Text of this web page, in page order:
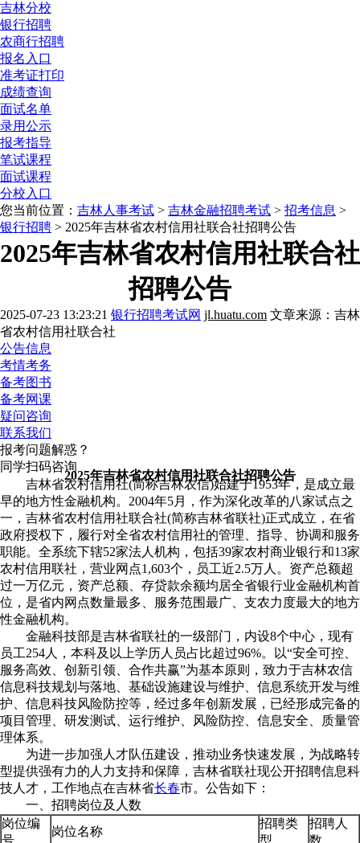
吉林分校
银行招聘
农商行招聘
报名入口
准考证打印
成绩查询
面试名单
录用公示
报考指导
笔试课程
面试课程
分校入口
您当前位置： 吉林人事考试 > 吉林金融招聘考试 > 招考信息 >
银行招聘 > 2025年吉林省农村信用社联合社招聘公告
2025年吉林省农村信用社联合社
招聘公告
2025-07-23 13:23:21 银行招聘考试网 jl.huatu.com 文章来源：吉林
省农村信用社联合社
公告信息
考情考务
备考图书
备考网课
疑问咨询
联系我们
报考问题解惑？
同学扫码咨询
2025年吉林省农村信用社联合社招聘公告
吉林省农村信用社(简称吉林农信)始建于1953年，是成立最
早的地方性金融机构。2004年5月，作为深化改革的八家试点之
一，吉林省农村信用社联合社(简称吉林省联社)正式成立，在省
政府授权下，履行对全省农村信用社的管理、指导、协调和服务
职能。全系统下辖52家法人机构，包括39家农村商业银行和13家
农村信用联社，营业网点1,603个，员工近2.5万人。资产总额超
过一万亿元，资产总额、存贷款余额均居全省银行业金融机构首
位，是省内网点数量最多、服务范围最广、支农力度最大的地方
性金融机构。
金融科技部是吉林省联社的一级部门，内设8个中心，现有
员工254人，本科及以上学历人员占比超过96%。以“安全可控、
服务高效、创新引领、合作共赢”为基本原则，致力于吉林农信
信息科技规划与落地、基础设施建设与维护、信息系统开发与维
护、信息科技风险防控等，经过多年创新发展，已经形成完备的
项目管理、研发测试、运行维护、风险防控、信息安全、质量管
理体系。
为进一步加强人才队伍建设，推动业务快速发展，为战略转
型提供强有力的人力支持和保障，吉林省联社现公开招聘信息科
技人才，工作地点在吉林省长春市。公告如下：
一、招聘岗位及人数
岗位编
号
岗位名称
招聘类
型
招聘人
数